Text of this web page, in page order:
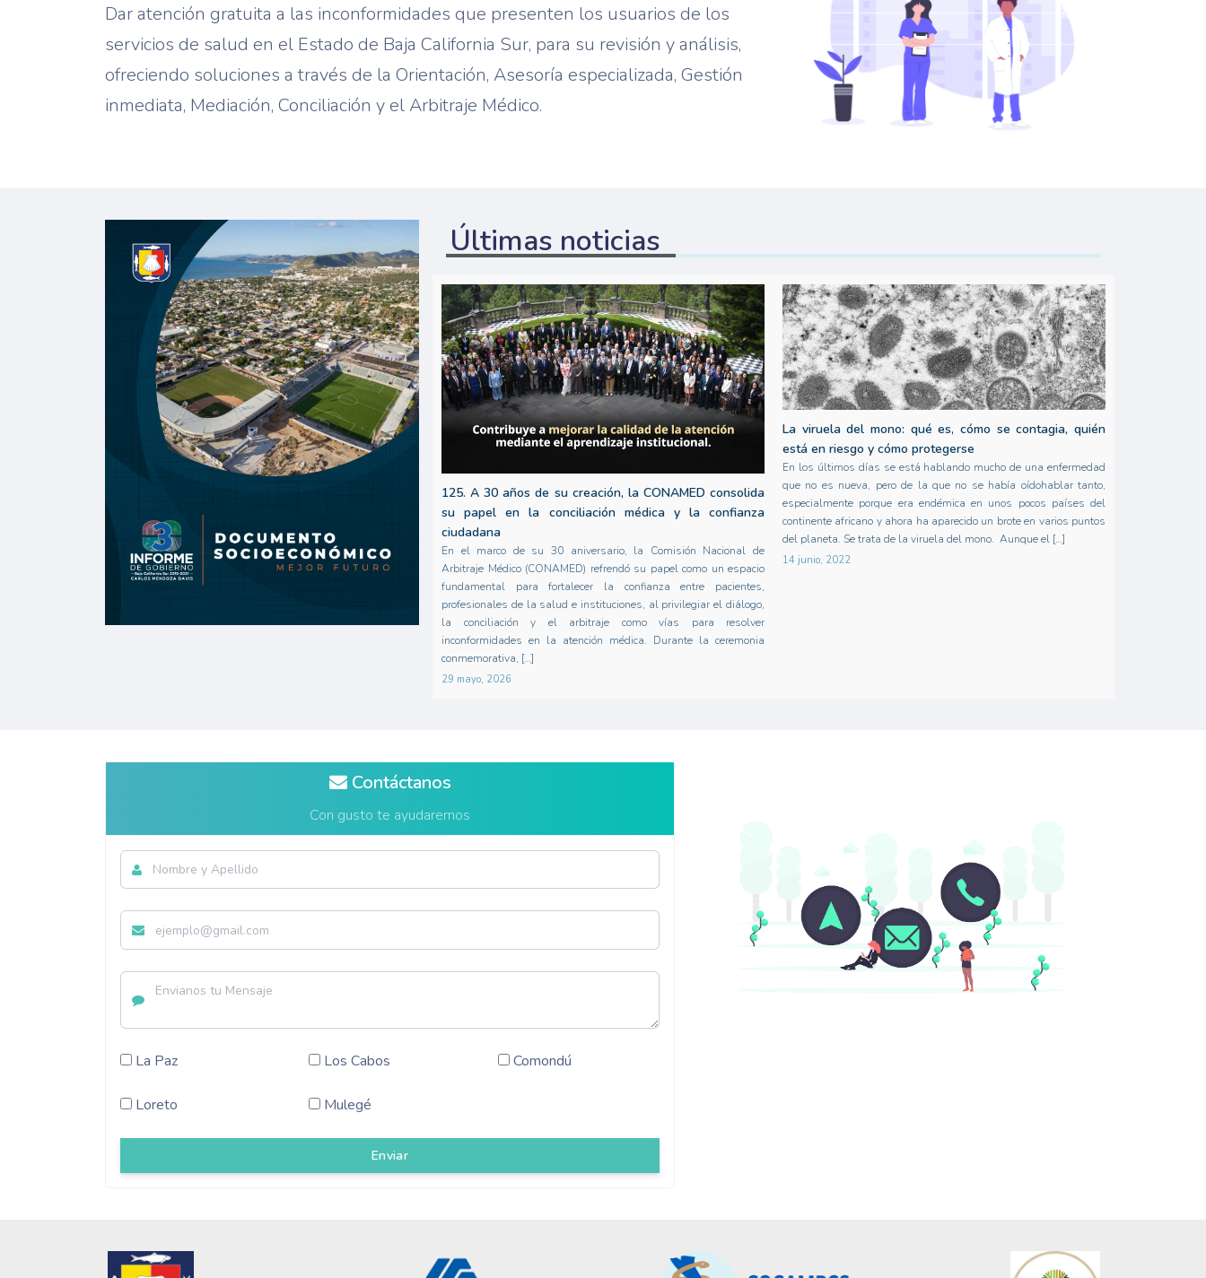
Dar atención gratuita a las inconformidades que presenten los usuarios de los
servicios de salud en el Estado de Baja California Sur, para su revisión y análisis,
ofreciendo soluciones a través de la Orientación, Asesoría especializada, Gestión
inmediata, Mediación, Conciliación y el Arbitraje Médico.
Últimas noticias
125. A 30 años de su creación, la CONAMED consolida
su papel en la conciliación médica y la confianza
ciudadana
En el marco de su 30 aniversario, la Comisión Nacional de
Arbitraje Médico (CONAMED) refrendó su papel como un espacio
fundamental para fortalecer la confianza entre pacientes,
profesionales de la salud e instituciones, al privilegiar el diálogo,
la conciliación y el arbitraje como vías para resolver
inconformidades en la atención médica. Durante la ceremonia
conmemorativa, […]
29 mayo, 2026
La viruela del mono: qué es, cómo se contagia, quién
está en riesgo y cómo protegerse
En los últimos días se está hablando mucho de una enfermedad
que no es nueva, pero de la que no se había oídohablar tanto,
especialmente porque era endémica en unos pocos países del
continente africano y ahora ha aparecido un brote en varios puntos
del planeta. Se trata de la viruela del mono. Aunque el […]
14 junio, 2022
Contáctanos
Con gusto te ayudaremos
La Paz Los Cabos Comondú
Loreto Mulegé